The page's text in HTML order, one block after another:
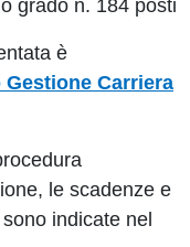
grado n. 184 posti
è
Carriera
le scadenze e
indicate nel